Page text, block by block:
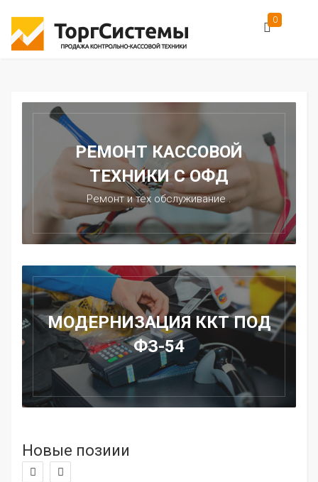
0
РЕМОНТ КАССОВОЙ
ТЕХНИКИ С ОФД
Ремонт и тех обслуживание .
МОДЕРНИЗАЦИЯ ККТ ПОД
ФЗ-54
Новые позиии